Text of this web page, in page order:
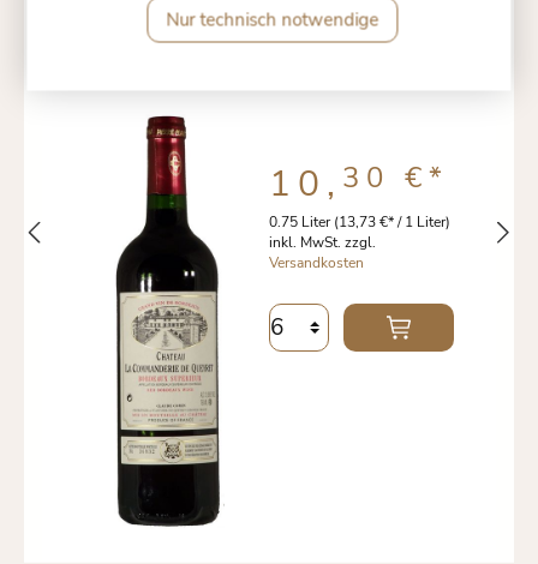
BORDEAUX SUPÉRIEUR
0.75 Liter(13,73 €* / 1 Liter)
inkl. MwSt. zzgl.
Versandkosten
10, 30 €*
Nur technisch notwendige